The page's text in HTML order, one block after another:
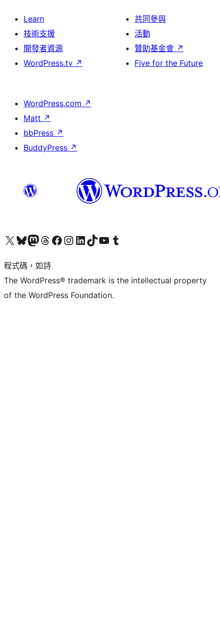
Learn
技術支援
開發者資源
WordPress.tv ↗
共同參與
活動
贊助基金會 ↗
Five for the Future
WordPress.com ↗
Matt ↗
bbPress ↗
BuddyPress ↗
查看我們的 X (之前的 Twitter) 帳號造訪我們的 Bluesky 帳號造訪我們的 Mastodon 帳號造訪我們的 Threads 帳號 造訪我們的 Facebook 粉絲專頁Visit our Instagram account
Visit our LinkedIn account
造訪我們的 TikTok 帳號Visit our YouTube channel
造訪我們的 Tumblr 帳號
程式碼，如詩
The WordPress® trademark is the intellectual property
of the WordPress Foundation.